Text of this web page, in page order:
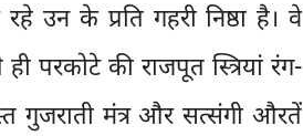
उन के प्रति गहरी निष्ठा है। वे
परकोटे की राजपूत स्त्रियां रंग-
गुजराती मंत्र और सत्संगी औरतें